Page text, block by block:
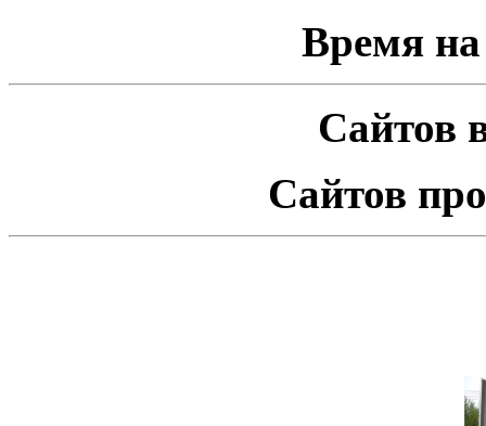
Время на
Сайтов
Сайтов